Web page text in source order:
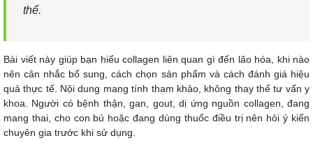
thể.
Bài viết này giúp bạn hiểu collagen liên quan gì đến lão hóa, khi nào
nên cân nhắc bổ sung, cách chọn sản phẩm và cách đánh giá hiệu
quả thực tế. Nội dung mang tính tham khảo, không thay thế tư vấn y
khoa. Người có bệnh thận, gan, gout, dị ứng nguồn collagen, đang
mang thai, cho con bú hoặc đang dùng thuốc điều trị nên hỏi ý kiến
chuyên gia trước khi sử dụng.